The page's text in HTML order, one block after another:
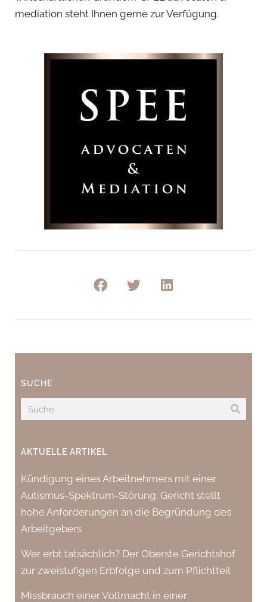
mediation steht Ihnen gerne zur Verfügung.
SUCHE
AKTUELLE ARTIKEL
Kündigung eines Arbeitnehmers mit einer
Autismus-Spektrum-Störung: Gericht stellt
hohe Anforderungen an die Begründung des
Arbeitgebers
Wer erbt tatsächlich? Der Oberste Gerichtshof
zur zweistufigen Erbfolge und zum Pflichtteil
Missbrauch einer Vollmacht in einer